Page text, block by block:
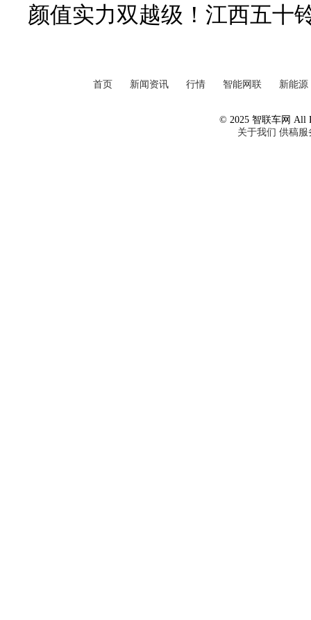
颜值实力双越级！江西五十
首页 新闻资讯 行情 智能网联 新能源
© 2025 智联车网 All
关于我们 供稿服